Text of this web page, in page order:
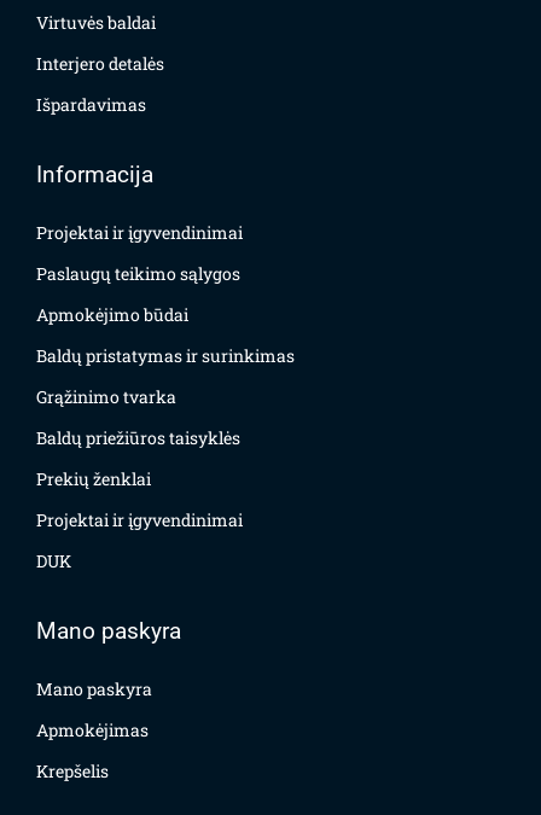
Virtuvės baldai
Interjero detalės
Išpardavimas
Informacija
Projektai ir įgyvendinimai
Paslaugų teikimo sąlygos
Apmokėjimo būdai
Baldų pristatymas ir surinkimas
Grąžinimo tvarka
Baldų priežiūros taisyklės
Prekių ženklai
Projektai ir įgyvendinimai
DUK
Mano paskyra
Mano paskyra
Apmokėjimas
Krepšelis